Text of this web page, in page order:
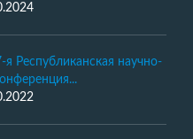
Республиканская научно-